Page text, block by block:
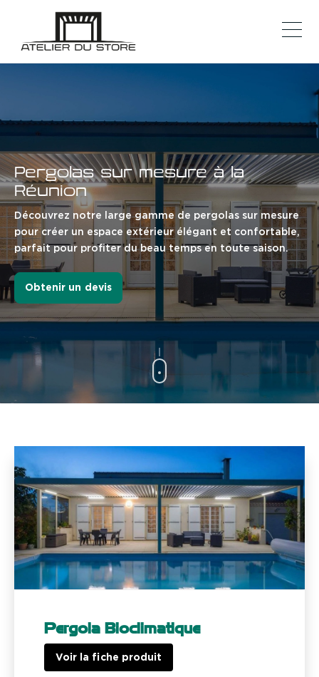
Pergolas sur mesure à la
Réunion
Découvrez notre large gamme de pergolas sur mesure
pour créer un espace extérieur élégant et confortable,
parfait pour profiter du beau temps en toute saison.
Obtenir un devis
Pergola Bioclimatique
Voir la fiche produit